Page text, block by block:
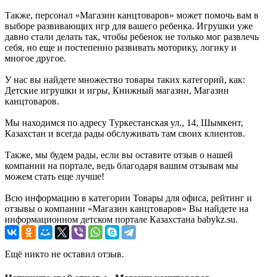
Также, персонал «Магазин канцтоваров» может помочь вам в
выборе развивающих игр для вашего ребенка. Игрушки уже
давно стали делать так, чтобы ребенок не только мог развлечь
себя, но еще и постепенно развивать моторику, логику и
многое другое.
У нас вы найдете множество товары таких категорий, как:
Детские игрушки и игры, Книжный магазин, Магазин
канцтоваров.
Мы находимся по адресу Туркестанская ул., 14, Шымкент,
Казахстан и всегда рады обслуживать там своих клиентов.
Также, мы будем рады, если вы оставите отзыв о нашей
компании на портале, ведь благодаря вашим отзывам мы
можем стать еще лучше!
Всю информацию в категории Товары для офиса, рейтинг и
отзывы о компании «Магазин канцтоваров» Вы найдете на
информационном детском портале Казахстана babykz.su.
Ещё никто не оставил отзыв.